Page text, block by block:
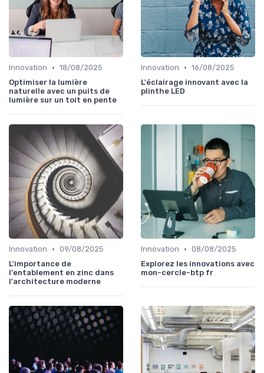
Innovation • 18/08/2025
Optimiser la lumière
naturelle avec un puits de
lumière sur un toit en pente
Innovation • 16/08/2025
L'éclairage innovant avec la
plinthe LED
Innovation • 09/08/2025
L'importance de
l'entablement en zinc dans
l'architecture moderne
Innovation • 08/08/2025
Explorez les innovations avec
mon-cercle-btp fr